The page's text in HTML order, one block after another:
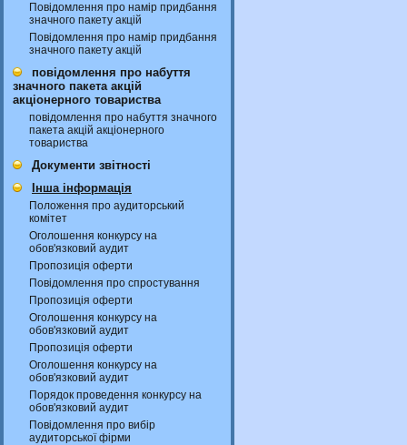
Повідомлення про намір придбання
значного пакету акцій
Повідомлення про намір придбання
значного пакету акцій
повідомлення про набуття
значного пакета акцій
акціонерного товариства
повідомлення про набуття значного
пакета акцій акціонерного
товариства
Документи звітності
Інша інформація
Положення про аудиторський
комітет
Оголошення конкурсу на
обов'язковий аудит
Пропозиція оферти
Повідомлення про спростування
Пропозиція оферти
Оголошення конкурсу на
обов'язковий аудит
Пропозиція оферти
Оголошення конкурсу на
обов'язковий аудит
Порядок проведення конкурсу на
обов'язковий аудит
Повідомлення про вибір
аудиторської фірми